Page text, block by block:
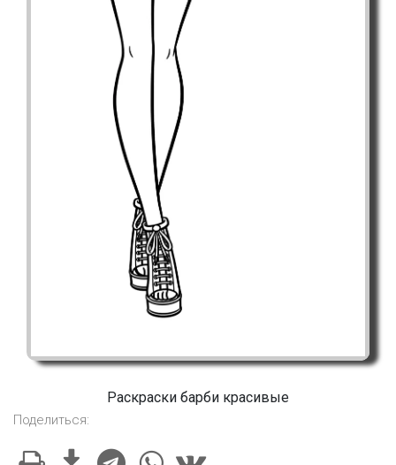
Раскраски барби красивые
Поделиться: